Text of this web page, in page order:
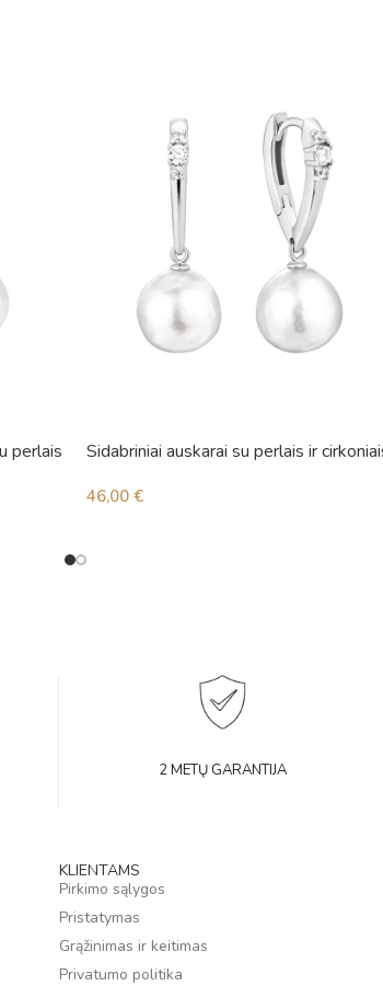
perlais
Sidabriniai auskarai su perlais ir
46,00 €
2 METŲ GARANTIJA
KLIENTAMS
Pirkimo sąlygos
Pristatymas
Grąžinimas ir keitimas
Privatumo politika